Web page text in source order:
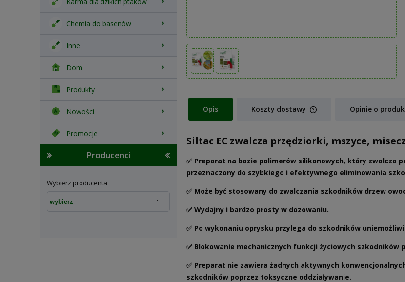
Chemia do basenów
Inne
Dom
Produkty
Nowości
Promocje
Producenci
Wybierz producenta
Opis Koszty dostawy
płatności
Opinie o
Siltac EC zwalcza przędziorki, mszyce,
✅ Preparat na bazie polimerów silikonowych, który zwalcza
przeznaczony do szybkiego i efektywnego eliminowania
✅ Może być stosowany do zwalczania szkodników drzew
✅ Wydajny i bardzo prosty w dozowaniu.
✅ Po wykonaniu oprysku przylega do szkodników
✅ Blokowanie mechanicznych funkcji życiowych szkodników
✅ Preparat nie zawiera żadnych aktywnych
szkodników poprzez toksyczne oddziaływanie.